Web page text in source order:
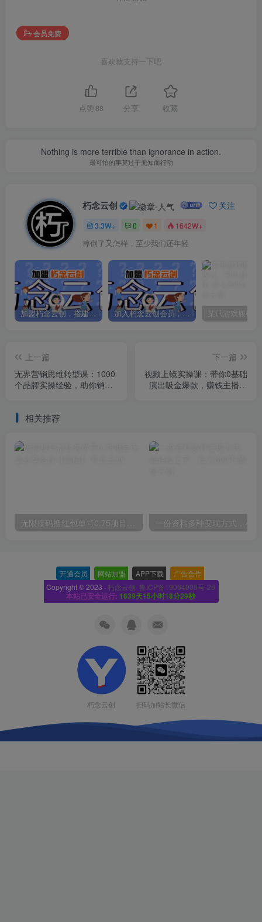
会员免费
喜欢就支持一下吧
点赞 88 分享 收藏
Nothing is more terrible than ignorance in action.
最可怕的事莫过于无知而行动
朽念云创 关注
3.3W+ 0 1 1642W+
摔倒了又怎样，至少我们还年轻
加盟朽念云创，搭建同款项目资源站，实现日入2000+ 加入朽念云创会员，全站资源免费学习。
上一篇
无界营销思维转型课：1000
个品牌实操经验，助你销量
下一篇
视频上镜实操课：带你0基础
演出吸金爆款，赚钱主播如
相关推荐
无限接码撸红包单号0.75项目无偿分享给你【揭秘】
开通会员 网站加盟 APP下载 广告合作
Copyright © 2023 · 朽念云创· 鲁ICP备19064000号-26
本站已安全运行: 1639天15小时18分30秒
朽念云创 扫码加站长微信